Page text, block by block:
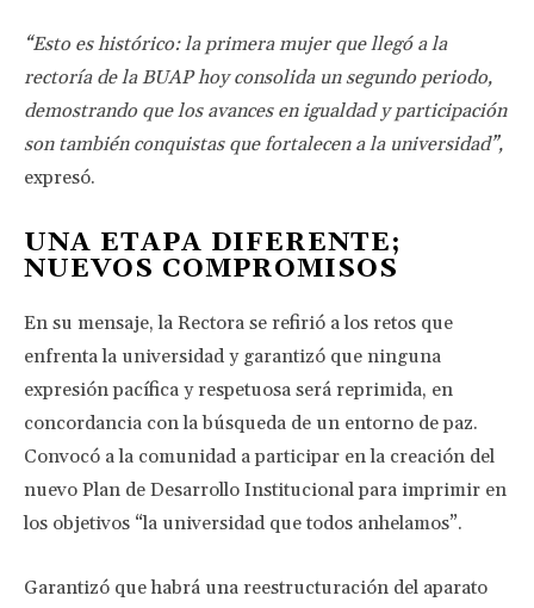
“Esto es histórico: la primera mujer que llegó a la
rectoría de la BUAP hoy consolida un segundo periodo,
demostrando que los avances en igualdad y participación
son también conquistas que fortalecen a la universidad”,
expresó.
UNA ETAPA DIFERENTE;
NUEVOS COMPROMISOS
En su mensaje, la Rectora se refirió a los retos que
enfrenta la universidad y garantizó que ninguna
expresión pacífica y respetuosa será reprimida, en
concordancia con la búsqueda de un entorno de paz.
Convocó a la comunidad a participar en la creación del
nuevo Plan de Desarrollo Institucional para imprimir en
los objetivos “la universidad que todos anhelamos”.
Garantizó que habrá una reestructuración del aparato